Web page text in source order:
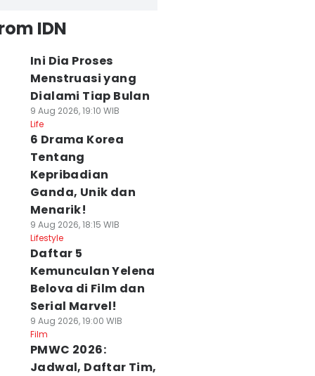
IDN
Ini Dia Proses
Menstruasi yang
Dialami Tiap Bulan
9 Aug 2026, 19:10 WIB
Life
6 Drama Korea
Tentang
Kepribadian
Ganda, Unik dan
Menarik!
9 Aug 2026, 18:15 WIB
Lifestyle
Daftar 5
Kemunculan Yelena
Belova di Film dan
Serial Marvel!
9 Aug 2026, 19:00 WIB
Film
PMWC 2026:
Jadwal, Daftar Tim,